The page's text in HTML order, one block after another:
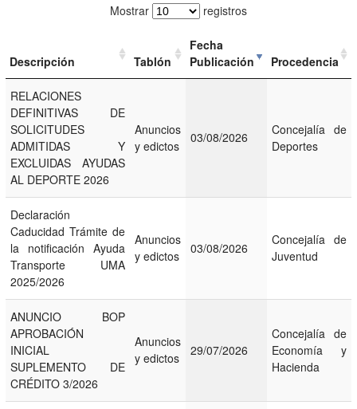
Mostrar
registros
Descripción Tablón
Fecha
Publicación
Procedencia
RELACIONES
DEFINITIVAS DE
SOLICITUDES
ADMITIDAS Y
EXCLUIDAS AYUDAS
AL DEPORTE 2026
Anuncios
y edictos
03/08/2026
Concejalía de
Deportes
Declaración
Caducidad Trámite de
la notificación Ayuda
Transporte UMA
2025/2026
Anuncios
y edictos
03/08/2026
Concejalía de
Juventud
ANUNCIO BOP
APROBACIÓN
INICIAL
SUPLEMENTO DE
CRÉDITO 3/2026
Anuncios
y edictos
29/07/2026
Concejalía de
Economía y
Hacienda